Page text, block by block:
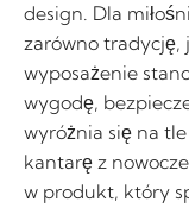
design. Dla
zarówno tradycję,
wyposażenie
wygodę,
wyróżnia się na
kantarę z
w produkt, który